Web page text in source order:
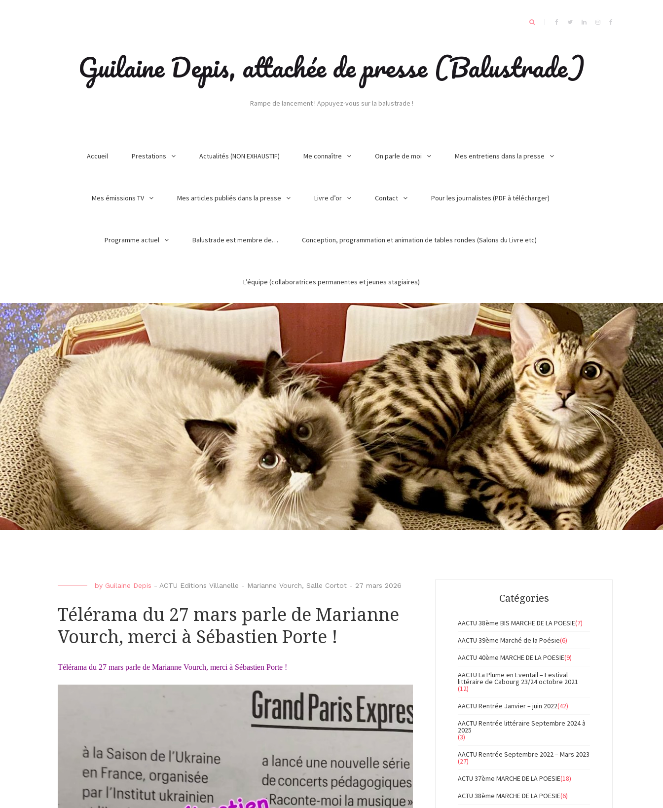
Guilaine Depis, attachée de presse (Balustrade)
Rampe de lancement ! Appuyez-vous sur la balustrade !
Accueil Prestations Actualités (NON EXHAUSTIF) Me connaître On parle de moi Mes entretiens dans la presse
Mes émissions TV Mes articles publiés dans la presse Livre d’or Contact Pour les journalistes (PDF à télécharger)
Programme actuel Balustrade est membre de… Conception, programmation et animation de tables rondes (Salons du Livre etc)
L’équipe (collaboratrices permanentes et jeunes stagiaires)
by Guilaine Depis - ACTU Editions Villanelle - Marianne Vourch, Salle Cortot - 27 mars 2026
Télérama du 27 mars parle de Marianne
Vourch, merci à Sébastien Porte !
Télérama du 27 mars parle de Marianne Vourch, merci à Sébastien Porte !
Catégories
AACTU 38ème BIS MARCHE DE LA POESIE(7)
AACTU 39ème Marché de la Poésie(6)
AACTU 40ème MARCHE DE LA POESIE(9)
AACTU La Plume en Eventail – Festival
littéraire de Cabourg 23/24 octobre 2021
(12)
AACTU Rentrée Janvier – juin 2022(42)
AACTU Rentrée littéraire Septembre 2024 à
2025
(3)
AACTU Rentrée Septembre 2022 – Mars 2023
(27)
ACTU 37ème MARCHE DE LA POESIE(18)
ACTU 38ème MARCHE DE LA POESIE(6)